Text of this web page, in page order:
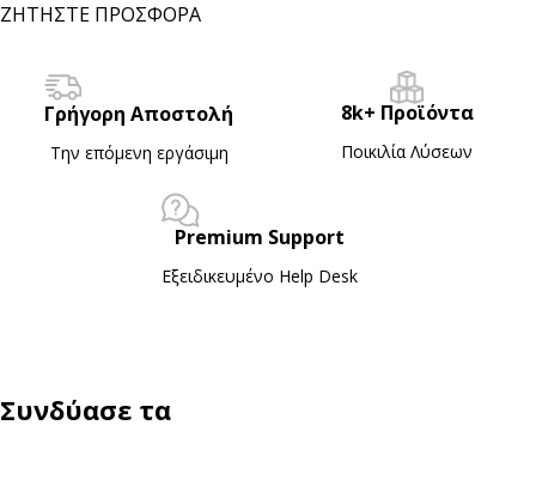
ΖΗΤΗΣΤΕ ΠΡΟΣΦΟΡΑ
Γρήγορη Αποστολή
Την επόμενη εργάσιμη
8k+ Προϊόντα
Ποικιλία Λύσεων
Premium Support
Εξειδικευμένο Ηelp Desk
Συνδύασε τα